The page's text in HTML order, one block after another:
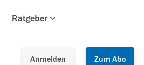
Ratgeber
Anmelden Zum Abo